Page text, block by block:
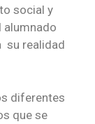
social y
alumnado
su realidad
diferentes
que se